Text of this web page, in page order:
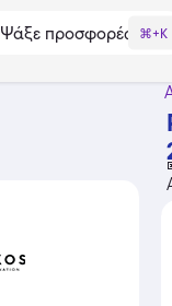
Ψάξε προσφορές...⌘+K